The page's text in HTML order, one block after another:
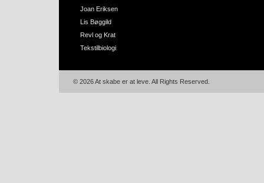
Joan Eriksen
Lis Bøggild
Revl og Krat
Tekstilbiologi
© 2026 At skabe er at leve. All Rights Reserved.